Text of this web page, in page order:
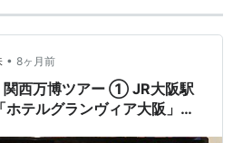
• 8ヶ月前
関西万博ツアー ① JR大阪駅
テルグランヴィア大阪」さ